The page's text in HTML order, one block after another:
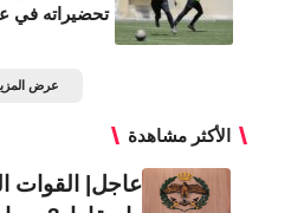
تحضيراته في
عرض
الأكثر مشاهدة
عاجل| القوات